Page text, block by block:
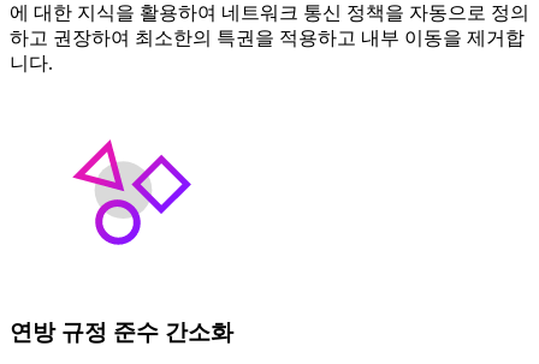
에 대한 지식을 활용하여 네트워크 통신 정책을 자동으로 정의
하고 권장하여 최소한의 특권을 적용하고 내부 이동을 제거합
니다.
연방 규정 준수 간소화